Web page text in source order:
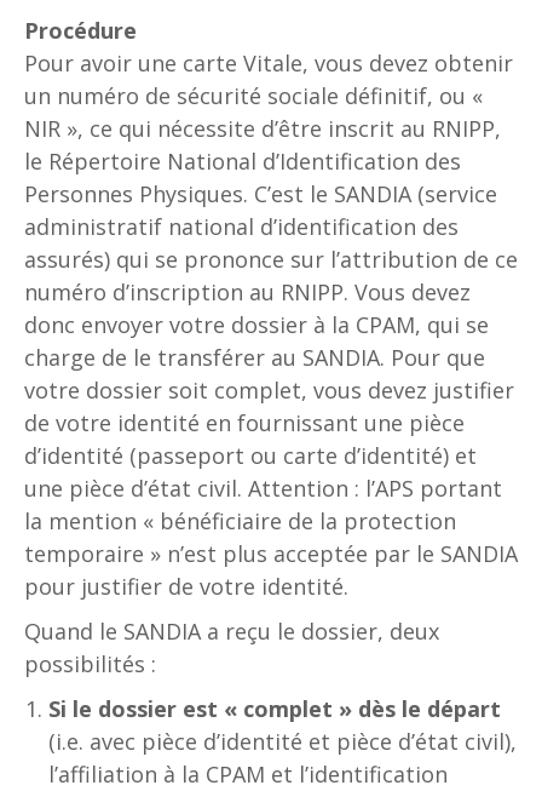
Procédure
Pour avoir une carte Vitale, vous devez obtenir
un numéro de sécurité sociale définitif, ou «
NIR », ce qui nécessite d’être inscrit au RNIPP,
le Répertoire National d’Identification des
Personnes Physiques. C’est le SANDIA (service
administratif national d’identification des
assurés) qui se prononce sur l’attribution de ce
numéro d’inscription au RNIPP. Vous devez
donc envoyer votre dossier à la CPAM, qui se
charge de le transférer au SANDIA. Pour que
votre dossier soit complet, vous devez justifier
de votre identité en fournissant une pièce
d’identité (passeport ou carte d’identité) et
une pièce d’état civil. Attention : l’APS portant
la mention « bénéficiaire de la protection
temporaire » n’est plus acceptée par le SANDIA
pour justifier de votre identité.
Quand le SANDIA a reçu le dossier, deux
possibilités :
Si le dossier est « complet » dès le départ
(i.e. avec pièce d’identité et pièce d’état civil),
l’affiliation à la CPAM et l’identification